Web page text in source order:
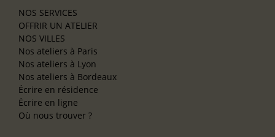
NOS SERVICES
OFFRIR UN ATELIER
NOS VILLES
Nos ateliers à Paris
Nos ateliers à Lyon
Nos ateliers à Bordeaux
Écrire en résidence
Écrire en ligne
Où nous trouver ?